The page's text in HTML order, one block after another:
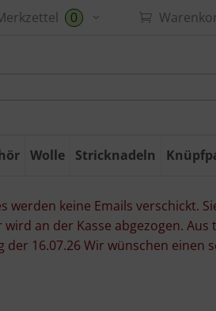
0
Wolle Stricknadeln
keine Emails verschickt.
an der Kasse abgezogen.
16.07.26 Wir wünschen einen